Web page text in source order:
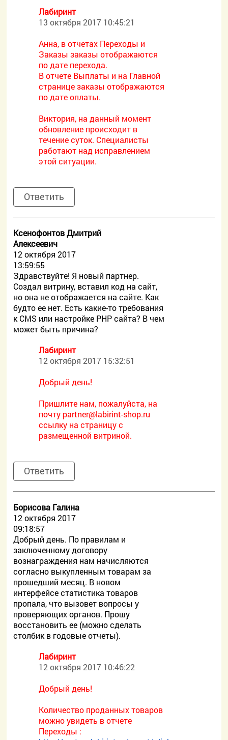
Лабиринт
13 октября 2017 10:45:21
Анна, в отчетах Переходы и
Заказы заказы отображаются
по дате перехода.
В отчете Выплаты и на Главной
странице заказы отображаются
по дате оплаты.
Виктория, на данный момент
обновление происходит в
течение суток. Специалисты
работают над исправлением
этой ситуации.
Ответить
Ксенофонтов Дмитрий
Алексеевич
12 октября 2017
13:59:55
Здравствуйте! Я новый партнер.
Создал витрину, вставил код на сайт,
но она не отображается на сайте. Как
будто ее нет. Есть какие-то требования
к CMS или настройке PHP сайта? В чем
может быть причина?
Лабиринт
12 октября 2017 15:32:51
Добрый день!
Пришлите нам, пожалуйста, на
почту partner@labirint-shop.ru
ссылку на страницу с
размещенной витриной.
Ответить
Борисова Галина
12 октября 2017
09:18:57
Добрый день. По правилам и
заключенному договору
вознаграждения нам начисляются
согласно выкупленным товарам за
прошедший месяц. В новом
интерфейсе статистика товаров
пропала, что вызовет вопросы у
проверяющих органов. Прошу
восстановить ее (можно сделать
столбик в годовые отчеты).
Лабиринт
12 октября 2017 10:46:22
Добрый день!
Количество проданных товаров
можно увидеть в отчете
Переходы :